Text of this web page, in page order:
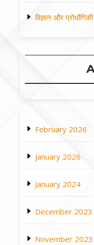
विज्ञान और प्रोधौगिकी
February 2026
January 2026
January 2024
December 2023
November 2023